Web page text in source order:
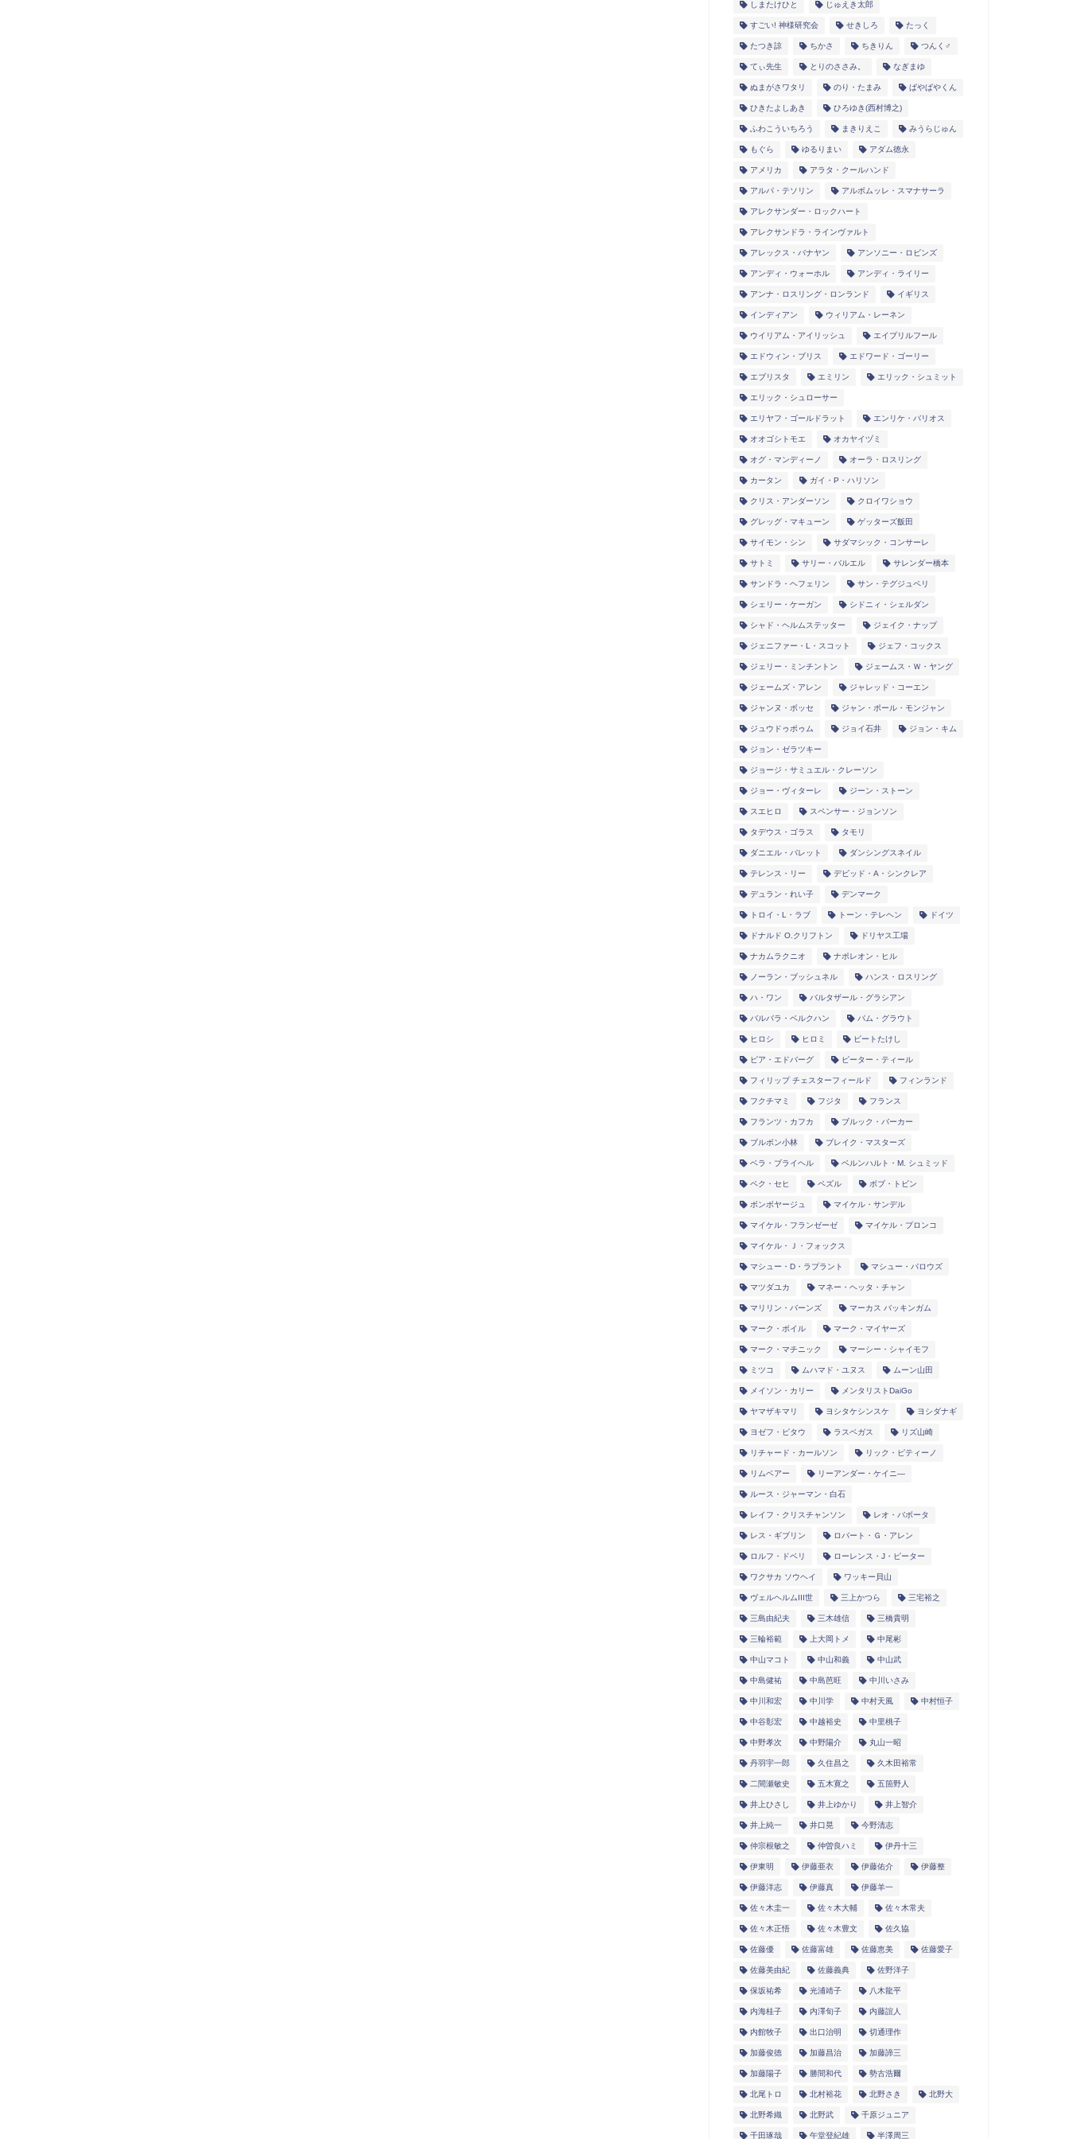
しまたけひと じゅえき太郎
すごい! 神様研究会 せきしろ たっく
たつき諒 ちかさ ちきりん つんく♂
てぃ先生 とりのささみ。 なぎまゆ
ぬまがさワタリ のり・たまみ ぱやぱやくん
ひきたよしあき ひろゆき(西村博之)
ふわこういちろう まきりえこ みうらじゅん
もぐら ゆるりまい アダム徳永
アメリカ アラタ・クールハンド
アルパ・テソリン アルボムッレ・スマナサーラ
アレクサンダー・ロックハート
アレクサンドラ・ラインヴァルト
アレックス・バナヤン アンソニー・ロビンズ
アンディ・ウォーホル アンディ・ライリー
アンナ・ロスリング・ロンランド イギリス
インディアン ウィリアム・レーネン
ウイリアム・アイリッシュ エイプリルフール
エドウィン・ブリス エドワード・ゴーリー
エブリスタ エミリン エリック・シュミット
エリック・シュローサー
エリヤフ・ゴールドラット エンリケ・バリオス
オオゴシトモエ オカヤイヅミ
オグ・マンディーノ オーラ・ロスリング
カータン ガイ・P・ハリソン
クリス・アンダーソン クロイワショウ
グレッグ・マキューン ゲッターズ飯田
サイモン・シン サダマシック・コンサーレ
サトミ サリー・バルエル サレンダー橋本
サンドラ・ヘフェリン サン・テグジュペリ
シェリー・ケーガン シドニィ・シェルダン
シャド・ヘルムステッター ジェイク・ナップ
ジェニファー・L・スコット ジェフ・コックス
ジェリー・ミンチントン ジェームス・Ｗ・ヤング
ジェームズ・アレン ジャレッド・コーエン
ジャンヌ・ボッセ ジャン・ポール・モンジャン
ジュウドゥポゥム ジョイ石井 ジョン・キム
ジョン・ゼラツキー
ジョージ・サミュエル・クレーソン
ジョー・ヴィターレ ジーン・ストーン
スエヒロ スペンサー・ジョンソン
タデウス・ゴラス タモリ
ダニエル・バレット ダンシングスネイル
テレンス・リー デビッド・A・シンクレア
デュラン・れい子 デンマーク
トロイ・L・ラブ トーン・テレヘン ドイツ
ドナルド O.クリフトン ドリヤス工場
ナカムラクニオ ナポレオン・ヒル
ノーラン・ブッシュネル ハンス・ロスリング
ハ・ワン バルタザール・グラシアン
バルバラ・ベルクハン パム・グラウト
ヒロシ ヒロミ ビートたけし
ピア・エドバーグ ピーター・ティール
フィリップ チェスターフィールド フィンランド
フクチマミ フジタ フランス
フランツ・カフカ ブルック・バーカー
ブルボン小林 ブレイク・マスターズ
ベラ・ブライヘル ベルンハルト・M. シュミッド
ペク・セヒ ペズル ボブ・トビン
ボンボヤージュ マイケル・サンデル
マイケル・フランゼーゼ マイケル・プロンコ
マイケル・Ｊ・フォックス
マシュー・D・ラプラント マシュー・バロウズ
マツダユカ マネー・ヘッタ・チャン
マリリン・バーンズ マーカス バッキンガム
マーク・ボイル マーク・マイヤーズ
マーク・マチニック マーシー・シャイモフ
ミツコ ムハマド・ユヌス ムーン山田
メイソン・カリー メンタリストDaiGo
ヤマザキマリ ヨシタケシンスケ ヨシダナギ
ヨゼフ・ピタウ ラスベガス リズ山崎
リチャード・カールソン リック・ピティーノ
リムベアー リーアンダー・ケイニ―
ルース・ジャーマン・白石
レイフ・クリスチャンソン レオ・バボータ
レス・ギブリン ロバート・Ｇ・アレン
ロルフ・ドベリ ローレンス・J・ピーター
ワクサカ ソウヘイ ワッキー貝山
ヴェルヘルムIII世 三上かつら 三宅裕之
三島由紀夫 三木雄信 三橋貴明
三輪裕範 上大岡トメ 中尾彬
中山マコト 中山和義 中山武
中島健祐 中島芭旺 中川いさみ
中川和宏 中川学 中村天風 中村恒子
中谷彰宏 中越裕史 中里桃子
中野孝次 中野陽介 丸山一昭
丹羽宇一郎 久住昌之 久木田裕常
二間瀬敏史 五木寛之 五箇野人
井上ひさし 井上ゆかり 井上智介
井上純一 井口晃 今野清志
仲宗根敏之 仲曽良ハミ 伊丹十三
伊東明 伊藤亜衣 伊藤佑介 伊藤整
伊藤洋志 伊藤真 伊藤羊一
佐々木圭一 佐々木大輔 佐々木常夫
佐々木正悟 佐々木豊文 佐久協
佐藤優 佐藤富雄 佐藤恵美 佐藤愛子
佐藤美由紀 佐藤義典 佐野洋子
保坂祐希 光浦靖子 八木龍平
内海桂子 内澤旬子 内藤誼人
内館牧子 出口治明 切通理作
加藤俊徳 加藤昌治 加藤諦三
加藤陽子 勝間和代 勢古浩爾
北尾トロ 北村裕花 北野さき 北野大
北野希織 北野武 千原ジュニア
千田琢哉 午堂登紀雄 半澤周三